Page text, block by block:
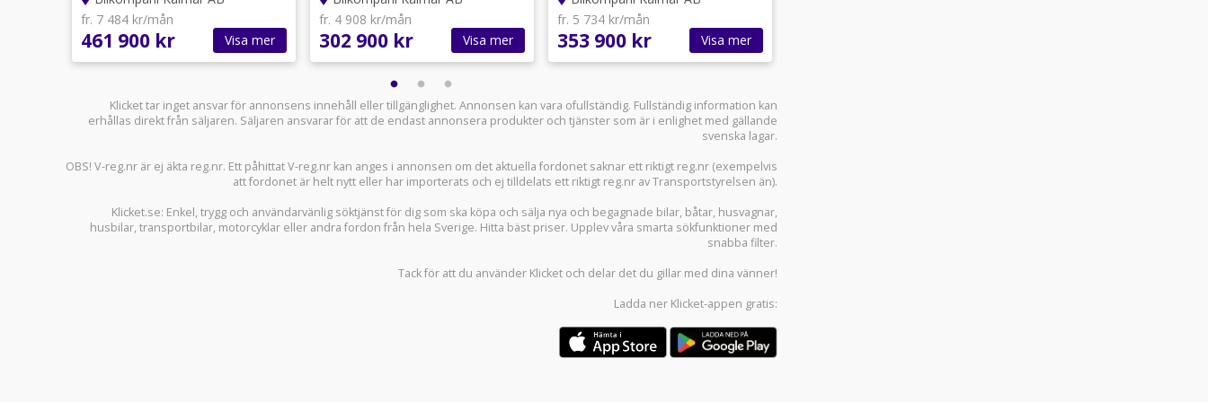
fr. 7 484 kr/mån
461 900 kr Visa mer
fr. 4 908 kr/mån
302 900 kr Visa mer
fr. 5 734 kr/mån
353 900 kr Visa mer
Klicket tar inget ansvar för annonsens innehåll eller tillgänglighet. Annonsen kan vara ofullständig. Fullständig information kan
erhållas direkt från säljaren. Säljaren ansvarar för att de endast annonsera produkter och tjänster som är i enlighet med gällande
svenska lagar.
OBS! V-reg.nr är ej äkta reg.nr. Ett påhittat V-reg.nr kan anges i annonsen om det aktuella fordonet saknar ett riktigt reg.nr (exempelvis
att fordonet är helt nytt eller har importerats och ej tilldelats ett riktigt reg.nr av Transportstyrelsen än).
Klicket.se: Enkel, trygg och användarvänlig söktjänst för dig som ska köpa och sälja nya och begagnade bilar, båtar, husvagnar,
husbilar,transportbilar, motorcyklar eller andra fordon från hela Sverige. Hitta bäst priser. Upplev våra smarta sökfunktioner med
snabba filter.
Tack för att du använder Klicket och delar det du gillar med dina vänner!
Ladda ner Klicket-appen gratis: